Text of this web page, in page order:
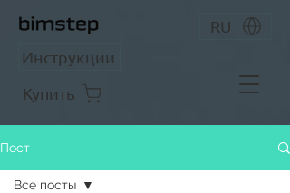
Инструкции
Купить
RU
Пост
Все посты